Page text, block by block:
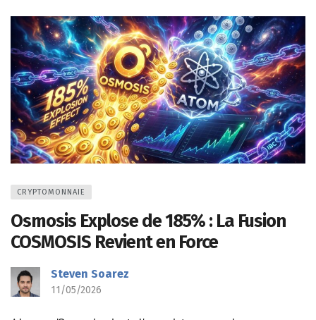
CRYPTOMONNAIE
Osmosis Explose de 185% : La Fusion
COSMOSIS Revient en Force
Steven Soarez
11/05/2026